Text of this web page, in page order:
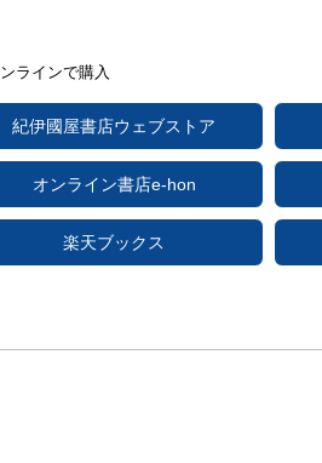
ラインで購入
紀伊國屋書店ウェブストア
オンライン書店e-hon
楽天ブックス